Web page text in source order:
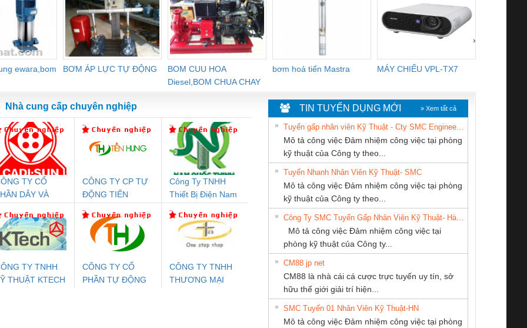
ewara,bom
BƠM ÁP LỰC TỰ ĐỘNG
BOM CUU HOA
Diesel,BOM CHUA CHAY
bơm hoả tiển Mastra MÁY CHIẾU VPL-TX7
›
An Toàn
Contact
1NO-
24DC-SP -
Rơ Le An Toàn
Phoenix Contact
PSR-SCP-
24UC/ESL4/3X1/1X2/B
- 2981059
Điện AC
Mô-đun Ắc Quy UPS
Bộ Lặp Tín Hiệu
PROFIBUS Phoenix
Contact PSI-REP-
PROFIBUS/12MB -
2708863
Rơ Le An Toàn
Phoenix Contact
2986960 – PSR-
SCP-
24DC/FSP/2X1/1X2
Rơ Le An Toàn
Bộ giám sát chuỗi
tấm pin
TRANSCLINIC 16I+
1K5 H (2502520000)
Bộ giám sát chuỗi
tấm pin
TRANSCLINIC 16I+
1K5 L (2433950000)
Bộ giám sát dòng
TRANSCLINIC 16I+
(2008130000)
điện TRANSCLINIC
BKE 1K5.4
(7791400879)2. Giá
Nẹp nhôm chống
trơn Đà Nẵng
Nhà cung cấp chuyên nghiệp
TY CỔ
DÂY VÀ
ĐÌNH
CÔNG TY CP TỰ
ĐỘNG TIẾN
Công Ty TNHH
Thiết Bị Điện Nam
TY TNHH
THUẬT KTECH
CÔNG TY CỔ
PHẦN TỰ ĐỘNG
CÔNG TY TNHH
THƯƠNG MẠI
Cty TNHH TM QC
Ba Miền
CÔNG TY TNHH
THIẾT BỊ CÔNG
NGHIỆP NIHON
SETSUBI VIỆT
NAM
Công ty TNHH
Ba Miền
Tan Dong Cang
company LTD
TM-DV DAI DONG
THANH
KINH DOANH
TIN TUYỂN DỤNG MỚI » Xem tất cả
Mô tả công việc Đảm nhiệm công việc tại phòng
kỹ thuật của Công ty theo...
Tuyển Nhanh Nhân Viên Kỹ Thuật- SMC
Mô tả công việc Đảm nhiệm công việc tại phòng
kỹ thuật của Công ty theo...
Mô tả công việc Đảm nhiệm công việc tại
phòng kỹ thuật của Công ty...
CM88 jp net
CM88 là nhà cái cá cược trực tuyến uy tín, sở
hữu thế giới giải trí hiện...
SMC Tuyển 01 Nhân Viên Kỹ Thuật-HN
Mô tả công việc Đảm nhiệm công việc tại phòng